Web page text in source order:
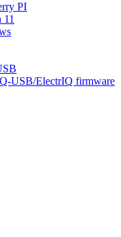
PI
USB/ElectrIQ firmware